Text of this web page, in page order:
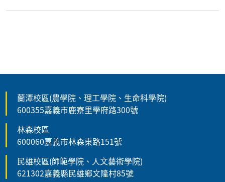
蘭潭校區(農學院、理工學院、生命科學院)
600355嘉義市鹿寮里學府路300號
林森校區
600060嘉義市林森東路151號
民雄校區(師範學院、人文藝術學院)
621302嘉義縣民雄鄉文隆村85號